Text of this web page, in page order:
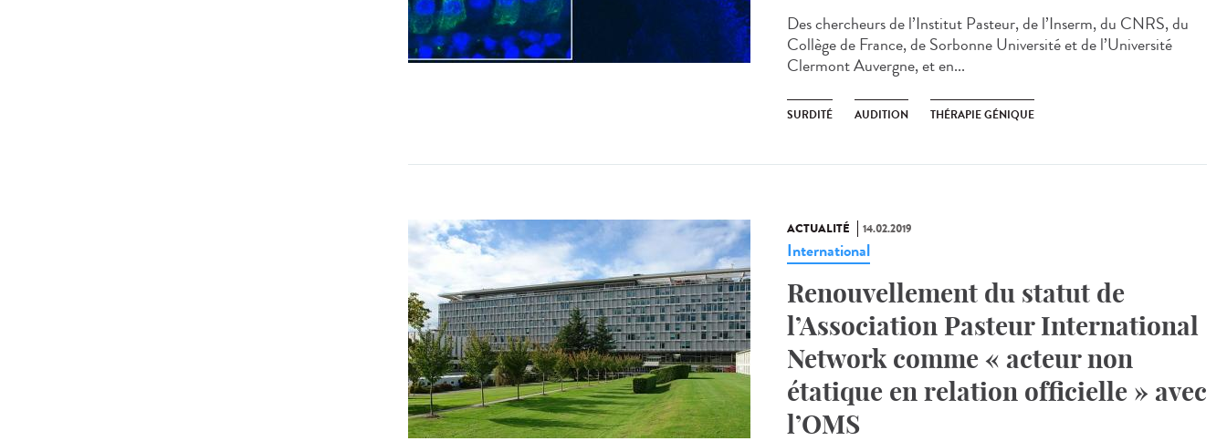
Des chercheurs de l’Institut Pasteur, de l’Inserm, du CNRS, du
Collège de France, de Sorbonne Université et de l’Université
Clermont Auvergne, et en...
SURDITÉ AUDITION THÉRAPIE GÉNIQUE
ACTUALITÉ 14.02.2019
International
Renouvellement du statut de
l’Association Pasteur International
Network comme « acteur non
étatique en relation officielle » avec
l’OMS